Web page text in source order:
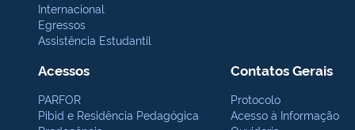
Internacional
Egressos
Assistência Estudantil
Acessos
PARFOR
Pibid e Residência Pedagógica
Contatos Gerais
Protocolo
Acesso à Informação